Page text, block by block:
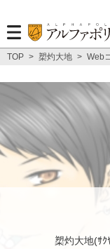
TOP > 槊灼大地 > Web
槊灼大地(ｻｸ